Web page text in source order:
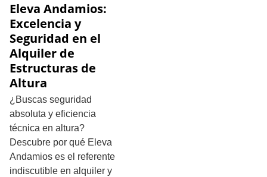
Eleva Andamios:
Excelencia y
Seguridad en el
Alquiler de
Estructuras de
Altura
¿Buscas seguridad
absoluta y eficiencia
técnica en altura?
Descubre por qué Eleva
Andamios es el referente
indiscutible en alquiler y